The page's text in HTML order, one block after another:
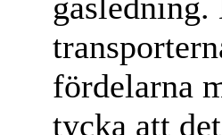
fördelarna
tycka att